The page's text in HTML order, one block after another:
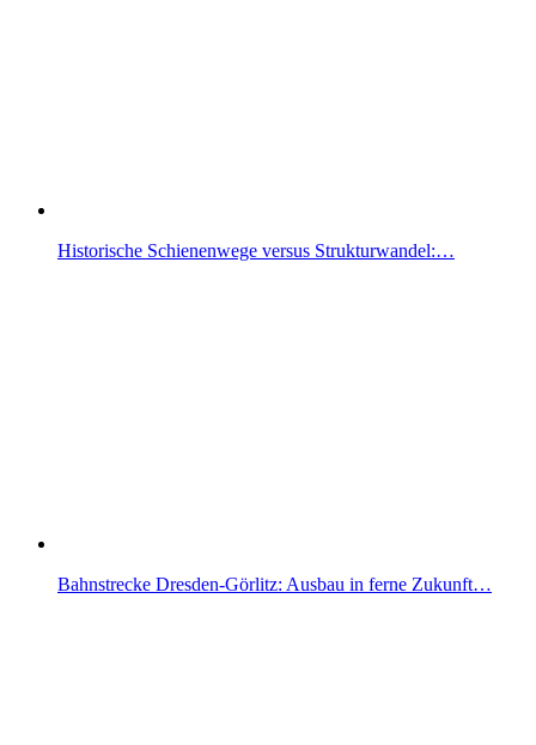
Historische Schienenwege versus Strukturwandel:…
Bahnstrecke Dresden-Görlitz: Ausbau in ferne Zukunft…